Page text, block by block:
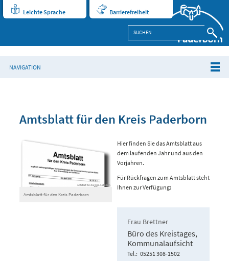
Leichte Sprache Barrierefreiheit
NAVIGATION
Amtsblatt für den Kreis Paderborn
Amtsblatt für den Kreis Paderborn
Hier finden Sie das Amtsblatt aus
dem laufenden Jahr und aus den
Vorjahren.
Für Rückfragen zum Amtsblatt steht
Ihnen zur Verfügung:
Frau Brettner
Büro des Kreistages,
Kommunalaufsicht
Tel. 05251 308-1502